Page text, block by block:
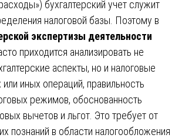
бухгалтерский учет служит
налоговой базы. Поэтому в
экспертизы деятельности
приходится анализировать не
аспекты, но и налоговые
или иных операций, правильность
режимов, обоснованность
вычетов и льгот. Это требует от
познаний в области налогообложения